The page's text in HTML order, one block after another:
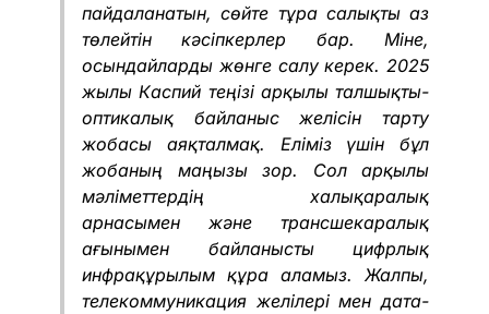
пайдаланатын, сөйте тұра салықты аз
төлейтін кәсіпкерлер бар. Міне,
осындайларды жөнге салу керек. 2025
жылы Каспий теңізі арқылы талшықты-
оптикалық байланыс желісін тарту
жобасы аяқталмақ. Еліміз үшін бұл
жобаның маңызы зор. Сол арқылы
мәліметтердің халықаралық
арнасымен және трансшекаралық
ағынымен байланысты цифрлық
инфрақұрылым құра аламыз. Жалпы,
телекоммуникация желілері мен дата-